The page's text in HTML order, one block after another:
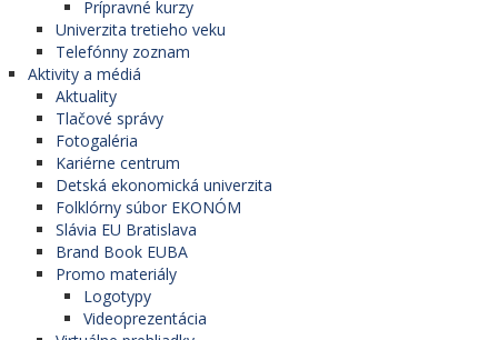
Prípravné kurzy
Univerzita tretieho veku
Telefónny zoznam
Aktivity a médiá
Aktuality
Tlačové správy
Fotogaléria
Kariérne centrum
Detská ekonomická univerzita
Folklórny súbor EKONÓM
Slávia EU Bratislava
Brand Book EUBA
Promo materiály
Logotypy
Videoprezentácia